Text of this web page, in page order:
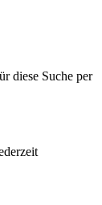
diese Suche per